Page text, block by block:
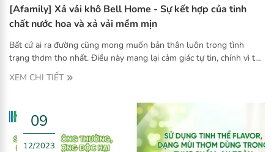
[Afamily] Xả vải khô Bell Home - Sự kết hợp của tinh
chất nước hoa và xả vải mềm mịn
Bất cứ ai ra đường cũng mong muốn bản thân luôn trong tình
trạng thơm tho nhất. Điều này mang lại cảm giác tự tin, chính vì thế
túi xách của các nàng, các chàng hiện đại, ngoài điện thoại, ví và các
vật dụng cần thiết... bạn còn dễ dàng tìm thấy chai xả vải khô hay
XEM CHI TIẾT
09
12/2023